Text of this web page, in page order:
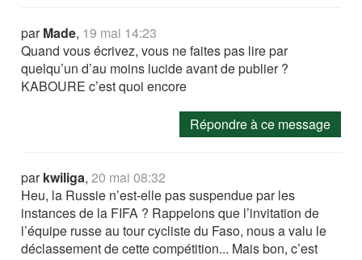
parMade, 19 mai 14:23
Quand vous écrivez, vous ne faites pas lire par
quelqu’un d’au moins lucide avant de publier ?
KABOURE c’est quoi encore
Répondre à ce message
parkwiliga,20 mai 08:32
Heu, la Russie n’est-elle pas suspendue par les
instances de la FIFA ? Rappelons que l’invitation de
l’équipe russe au tour cycliste du Faso, nous a valu le
déclassement de cette compétition... Mais bon, c’est